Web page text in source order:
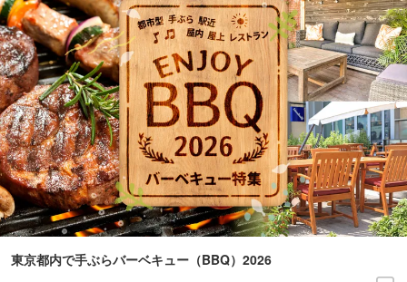
東京都内で手ぶらバーベキュー（BBQ）2026